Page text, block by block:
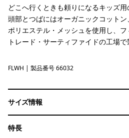
どこへ行くときも頼りになるキッズ
頭部とつばにはオーガニックコット
ポリエステル・メッシュを使用し、
トレード・サーティファイドの工場で
Friend Lei: White
FLWH | 製品番号 66032
サイズ情報
特長